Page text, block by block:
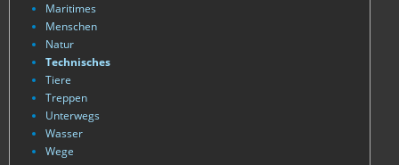
Maritimes
Menschen
Natur
Technisches
Tiere
Treppen
Unterwegs
Wasser
Wege